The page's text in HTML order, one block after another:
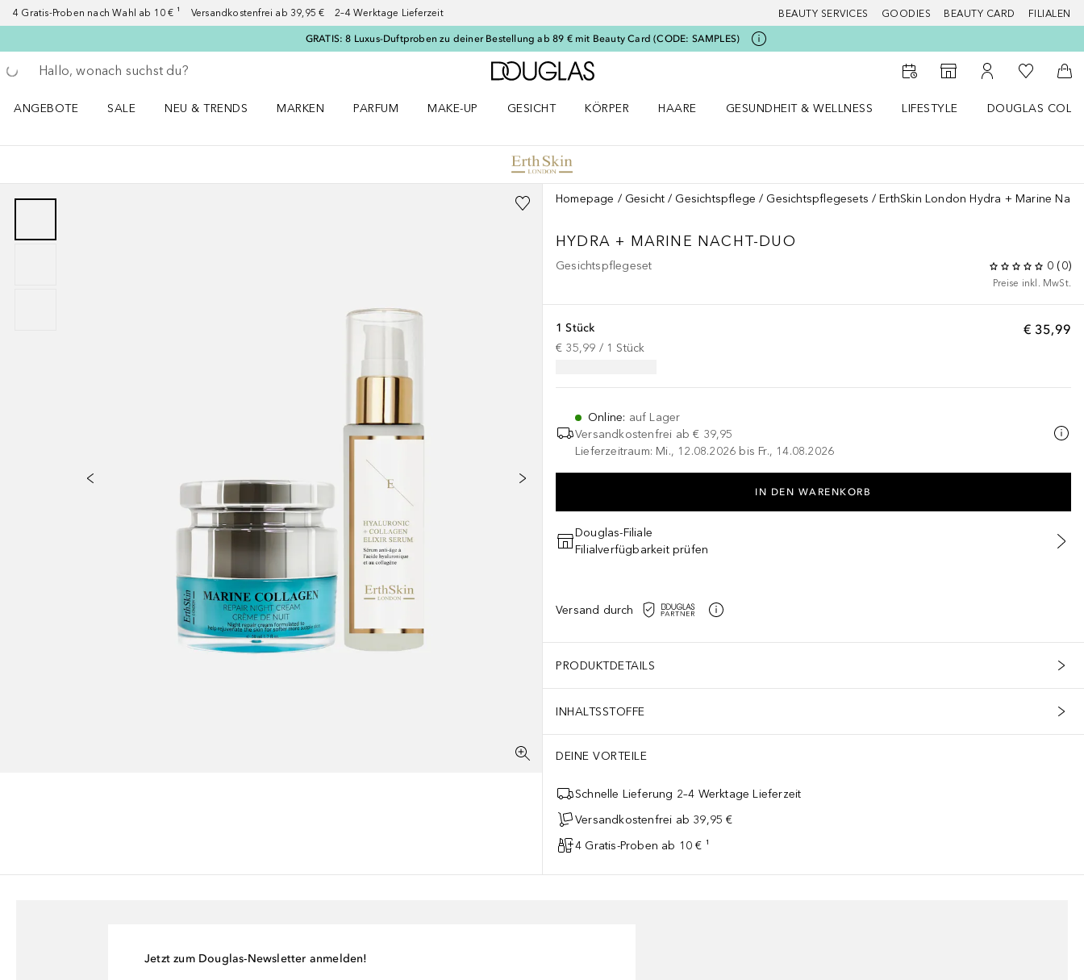
4 Gratis-Proben nach Wahl ab 10 € ¹ Versandkostenfrei ab 39,95 € 2–4 Werktage Lieferzeit BEAUTY SERVICES GOODIES BEAUTY CARD FILIALEN
GRATIS: 8 Luxus-Duftproben zu deiner Bestellung ab 89 € mit Beauty Card (CODE: SAMPLES)
Gehe zurück
Suche ausführen
Zur Douglas Startseite
Zum Storefinder
Zu Meinem
Zu Meiner
ANGEBOTE
SALE
NEU & TRENDS
MARKEN
PARFUM
MAKE-UP
GESICHT
KÖRPER
HAARE
GESUNDHEIT & WELLNESS
LIFESTYLE
DOUGLAS
Homepage Gesicht Gesichtspflege Gesichtspflegesets ErthSkin London Hydra + Marine
HYDRA + MARINE NACHT-DUO
Gesichtspflegeset 0 (0)
Preise inkl. MwSt.
€ 35,99
1 Stück
€ 35,99 / 1 Stück
Online: auf Lager
Versandkostenfrei ab € 39,95
Lieferzeitraum: Mi., 12.08.2026 bis Fr., 14.08.2026
IN DEN WARENKORB
Douglas-Filiale
Filialverfügbarkeit prüfen
Versand durch
PRODUKTDETAILS
INHALTSSTOFFE
auf Gesicht und Hals auf, solange die Haut noch feucht ist.* Verwenden Sie 2-3 Pumpstöße des Serums für die gesamte Gesichtshaut.* Tragen Sie
DEINE VORTEILE
Schnelle Lieferung 2–4 Werktage Lieferzeit
Versandkostenfrei ab 39,95 €
4 Gratis-Proben ab 10 € ¹
Jetzt zum Douglas-Newsletter anmelden!